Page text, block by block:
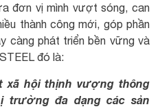
đơn vị mình vượt sóng, can
thành công mới, góp phần
càng phát triển bền vững và
đó là:
xã hội thịnh vượng thông
trường đa dạng các sản